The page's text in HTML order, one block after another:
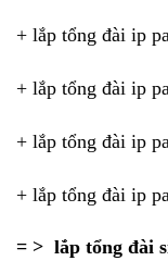
+ lắp tổng đài ip
+ lắp tổng đài ip
+ lắp tổng đài ip
+ lắp tổng đài ip
= > lắp tổng đài